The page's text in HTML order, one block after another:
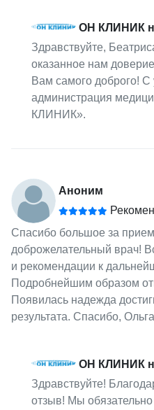
ОН КЛИНИК
Здравствуйте,
оказанное нам
Вам самого доброго!
администрация
КЛИНИК».
Аноним
Спасибо большое за
доброжелательный врач!
и рекомендации к
Подробнейшим образом
Появилась надежда
результата. Спасибо,
ОН КЛИНИК
Здравствуйте!
отзыв! Мы